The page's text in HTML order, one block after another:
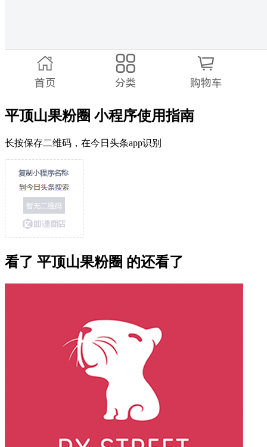
平顶山果粉圈 小程序使用指南
长按保存二维码，在今日头条app识别
看了 平顶山果粉圈 的还看了